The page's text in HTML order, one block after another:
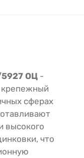
5927 ОЦ -
крепежный
сферах
высокого
что